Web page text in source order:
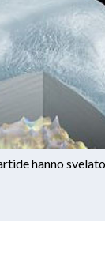
hanno